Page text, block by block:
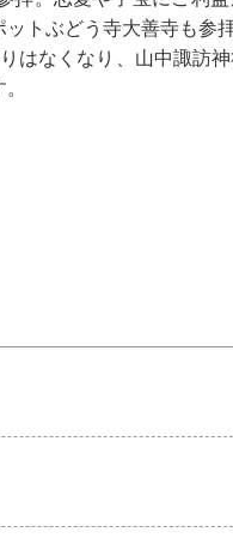
トぶどう寺大善寺も参拝
はなくなり、山中諏訪神